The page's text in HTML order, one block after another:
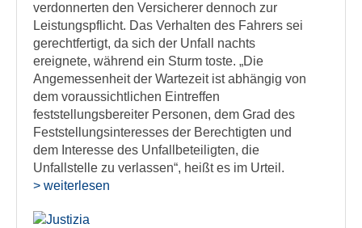
verdonnerten den Versicherer dennoch zur
Leistungspflicht. Das Verhalten des Fahrers sei
gerechtfertigt, da sich der Unfall nachts
ereignete, während ein Sturm toste. „Die
Angemessenheit der Wartezeit ist abhängig von
dem voraussichtlichen Eintreffen
feststellungsbereiter Personen, dem Grad des
Feststellungsinteresses der Berechtigten und
dem Interesse des Unfallbeteiligten, die
Unfallstelle zu verlassen“, heißt es im Urteil.
> weiterlesen